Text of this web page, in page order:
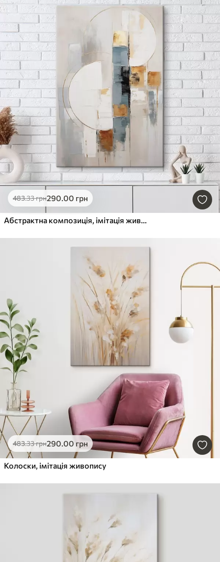
483.33грн290.00 грн
Абстрактна композиція, імітація живопису
483.33грн290.00 грн
Колоски, імітація живопису